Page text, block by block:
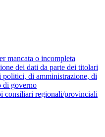
mancata o incompleta
dei dati da parte dei titolari
politici, di amministrazione, di
di governo
consiliari regionali/provinciali